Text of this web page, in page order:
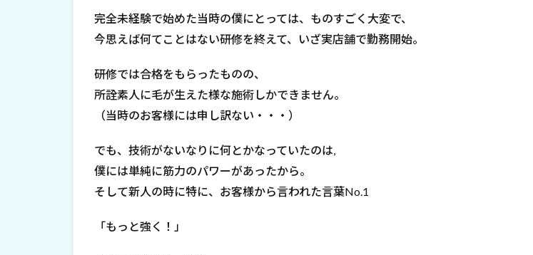
完全未経験で始めた当時の僕にとっては、ものすごく大変で、
今思えば何てことはない研修を終えて、いざ実店舗で勤務開始。
研修では合格をもらったものの、
所詮素人に毛が生えた様な施術しかできません。
（当時のお客様には申し訳ない・・・）
でも、技術がないなりに何とかなっていたのは,
僕には単純に筋力のパワーがあったから。
そして新人の時に特に、お客様から言われた言葉No.1
「もっと強く！」